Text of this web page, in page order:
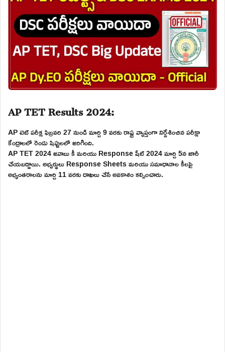
AP TET Results 2024:
AP టెట్ పరీక్ష ఫిబ్రవరి 27 నుండి మార్చి 9 వరకు రాష్ట్ర వ్యాప్తంగా నిర్దేశించిన పరీక్షా
కేంద్రాలలో రెండు షిఫ్టులలో జరిగింది.
AP TET 2024 జవాబు కీ మరియు Response షీట్ 2024 మార్చి 5న జారీ
చేయబడ్డాయి. అభ్యర్థులు Response Sheets మరియు సమాధానాల కీలపై
అభ్యంతరాలను మార్చి 11 వరకు దాఖలు చేసే అవకాశం కల్పించారు.